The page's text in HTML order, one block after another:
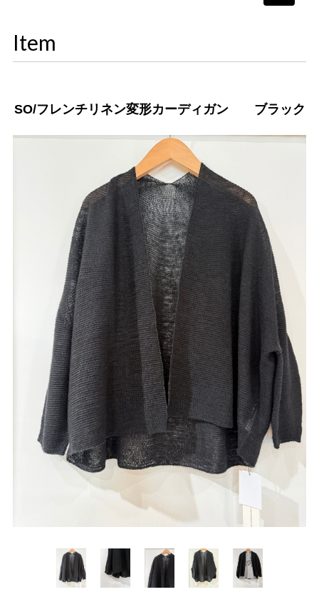
Item
SO/フレンチリネン変形カーディガン ブラック